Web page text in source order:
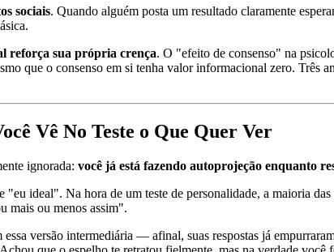
sociais. Quando alguém posta um resultado claramente
reforça sua própria crença. O "efeito de consenso" na
que o consenso em si tenha valor informacional zero. Três
Vê No Teste o Que Quer Ver
ignorada: você já está fazendo autoprojeção enquanto
ideal". Na hora de um teste de personalidade, a maioria
mais ou menos assim".
versão intermediária — afinal, suas respostas já